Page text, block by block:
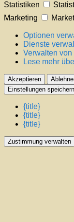
Statistiken
Marketing
Optionen
Dienste
Verwalten
Lese mehr
Akzeptieren
Einstellungen speichern
{title}
{title}
{title}
Zustimmung verwalten